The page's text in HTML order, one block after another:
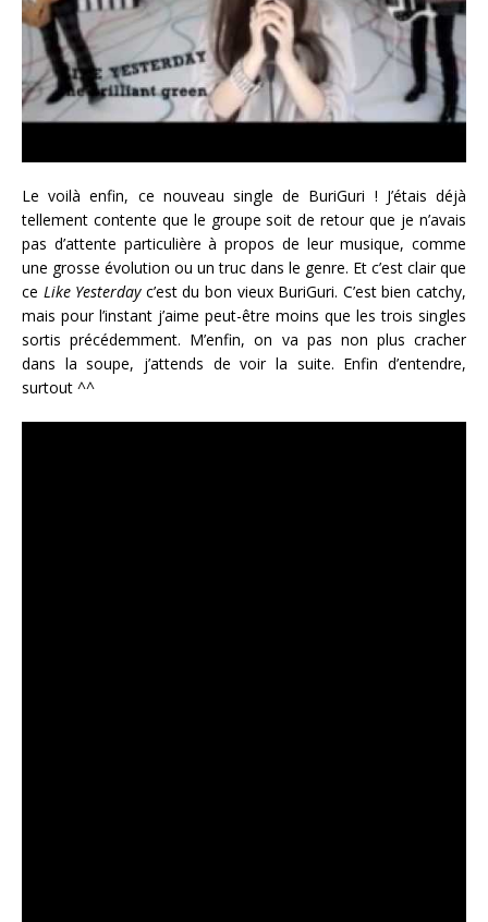
Le voilà enfin, ce nouveau single de BuriGuri ! J’étais déjà
tellement contente que le groupe soit de retour que je n’avais
pas d’attente particulière à propos de leur musique, comme
une grosse évolution ou un truc dans le genre. Et c’est clair que
ce Like Yesterdayc’est du bon vieux BuriGuri. C’est bien catchy,
mais pour l’instant j’aime peut-être moins que les trois singles
sortis précédemment. M’enfin, on va pas non plus cracher
dans la soupe, j’attends de voir la suite. Enfin d’entendre,
surtout ^^